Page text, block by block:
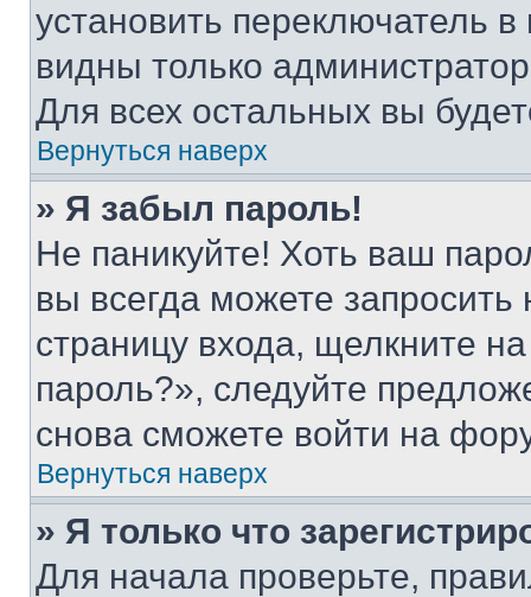
установить переключатель
видны только
Для всех остальных вы
Вернуться наверх
» Я забыл пароль!
Не паникуйте! Хоть ваш
вы всегда можете
страницу входа, щелкните
пароль?», следуйте
снова сможете войти на
Вернуться наверх
» Я только что
Для начала проверьте,